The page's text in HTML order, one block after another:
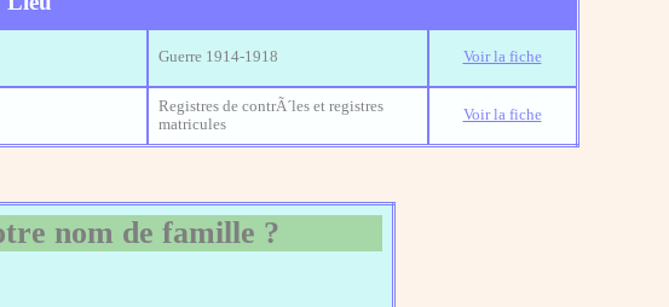
Guerre 1914-1918 Voir la fiche
Registres de contrÃ´les et registres
matricules
Voir la fiche
nom de famille ?